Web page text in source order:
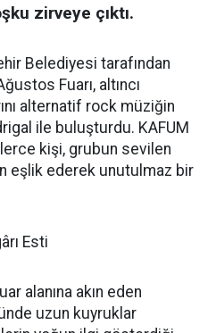
zirveye çıktı.
Belediyesi tarafından
Fuarı, altıncı
alternatif rock müziğin
ile buluşturdu. KAFUM
kişi, grubun sevilen
eşlik ederek unutulmaz bir
Esti
alanına akın eden
uzun kuyruklar